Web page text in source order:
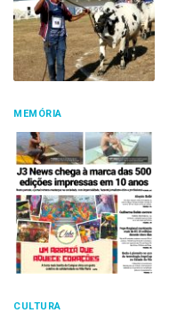
MEMÓRIA
CULTURA